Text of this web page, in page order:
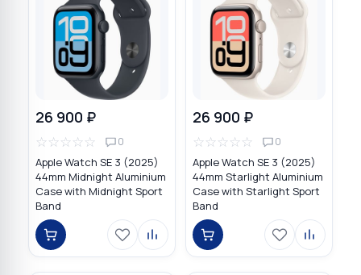
26 900 ₽
☆☆☆☆☆ 0
Apple Watch SE 3 (2025)
44mm Midnight Aluminium
Case with Midnight Sport
Band
26 900 ₽
☆☆☆☆☆ 0
Apple Watch SE 3 (2025)
44mm Starlight Aluminium
Case with Starlight Sport
Band